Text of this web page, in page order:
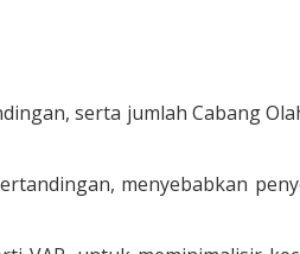
serta jumlah Cabang
menyebabkan